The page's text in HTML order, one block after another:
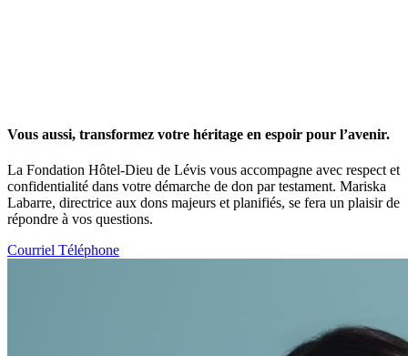
Vous aussi, transformez votre héritage en espoir pour l’avenir.
La Fondation Hôtel-Dieu de Lévis vous accompagne avec respect et
confidentialité dans votre démarche de don par testament. Mariska
Labarre, directrice aux dons majeurs et planifiés, se fera un plaisir de
répondre à vos questions.
Courriel Téléphone